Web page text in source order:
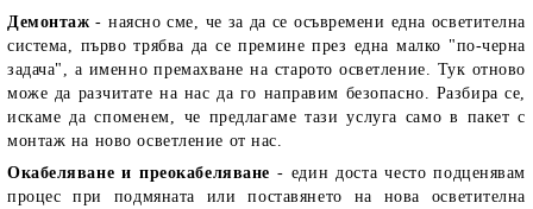
Демонтаж - наясно сме, че за да се осъвремени една осветителна
система, първо трябва да се премине през една малко "по-черна
задача", а именно премахване на старото осветление. Тук отново
може да разчитате на нас да го направим безопасно. Разбира се,
искаме да споменем, че предлагаме тази услуга само в пакет с
монтаж на ново осветление от нас.
Окабеляване и преокабеляване - един доста често подценявам
процес при подмяната или поставянето на нова осветителна